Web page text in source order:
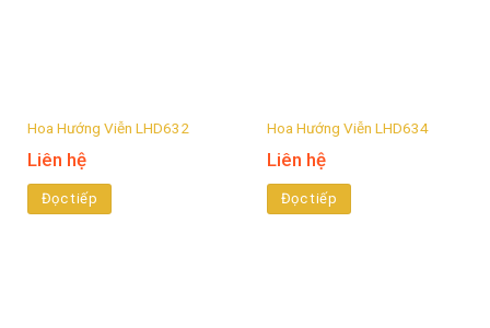
Hoa Hướng Viễn LHD632
Liên hệ
Đọc tiếp
Hoa Hướng Viễn LHD634
Liên hệ
Đọc tiếp